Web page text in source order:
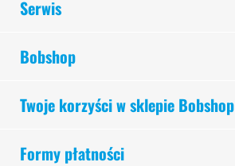
Serwis
Bobshop
Twoje korzyści w sklepie Bobshop
Formy płatności